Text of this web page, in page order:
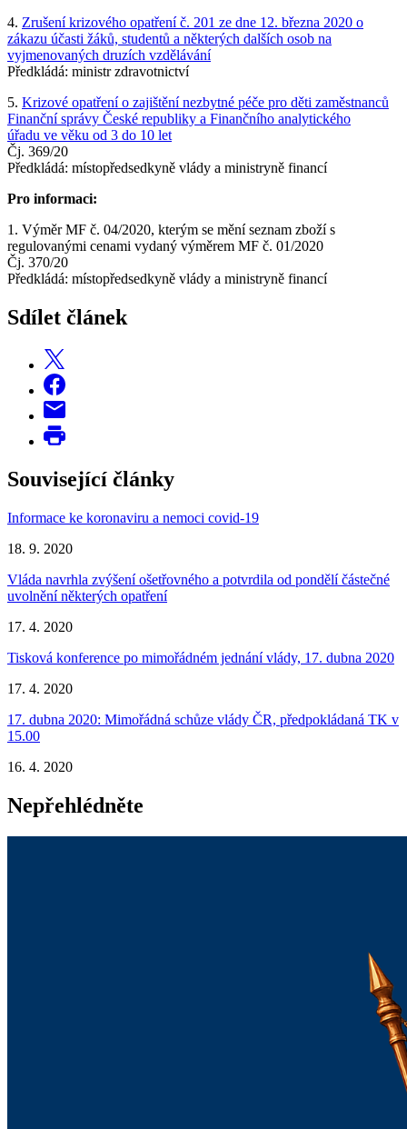
4. Zrušení krizového opatření č. 201 ze dne 12. března 2020 o
zákazu účasti žáků, studentů a některých dalších osob na
vyjmenovaných druzích vzdělávání
Předkládá: ministr zdravotnictví
5. Krizové opatření o zajištění nezbytné péče pro děti zaměstnanců
Finanční správy České republiky a Finančního analytického
úřadu ve věku od 3 do 10 let
Čj. 369/20
Předkládá: místopředsedkyně vlády a ministryně financí
Pro informaci:
1. Výměr MF č. 04/2020, kterým se mění seznam zboží s
regulovanými cenami vydaný výměrem MF č. 01/2020
Čj. 370/20
Předkládá: místopředsedkyně vlády a ministryně financí
Sdílet článek
Související články
Informace ke koronaviru a nemoci covid-19
18. 9. 2020
Vláda navrhla zvýšení ošetřovného a potvrdila od pondělí částečné
uvolnění některých opatření
17. 4. 2020
Tisková konference po mimořádném jednání vlády, 17. dubna 2020
17. 4. 2020
17. dubna 2020: Mimořádná schůze vlády ČR, předpokládaná TK v
15.00
16. 4. 2020
Nepřehlédněte